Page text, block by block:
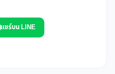
แชร์บน LINE